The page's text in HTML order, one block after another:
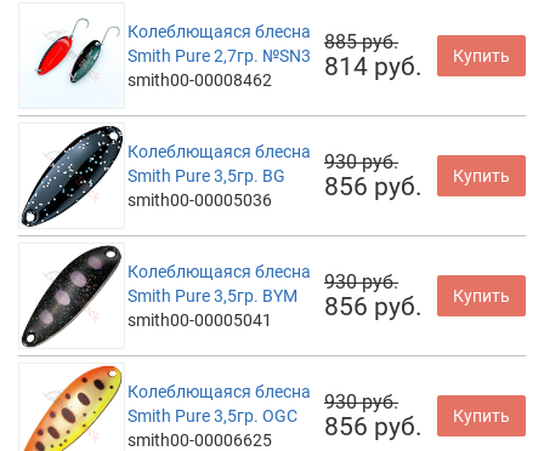
Колеблющаяся блесна
Smith Pure 2,7гр. №SN3
smith00-00008462
885 руб.
814 руб. Купить
Колеблющаяся блесна
Smith Pure 3,5гр. BG
smith00-00005036
930 руб.
856 руб. Купить
Колеблющаяся блесна
Smith Pure 3,5гр. BYM
smith00-00005041
930 руб.
856 руб. Купить
Колеблющаяся блесна
Smith Pure 3,5гр. OGC
smith00-00006625
930 руб.
856 руб. Купить